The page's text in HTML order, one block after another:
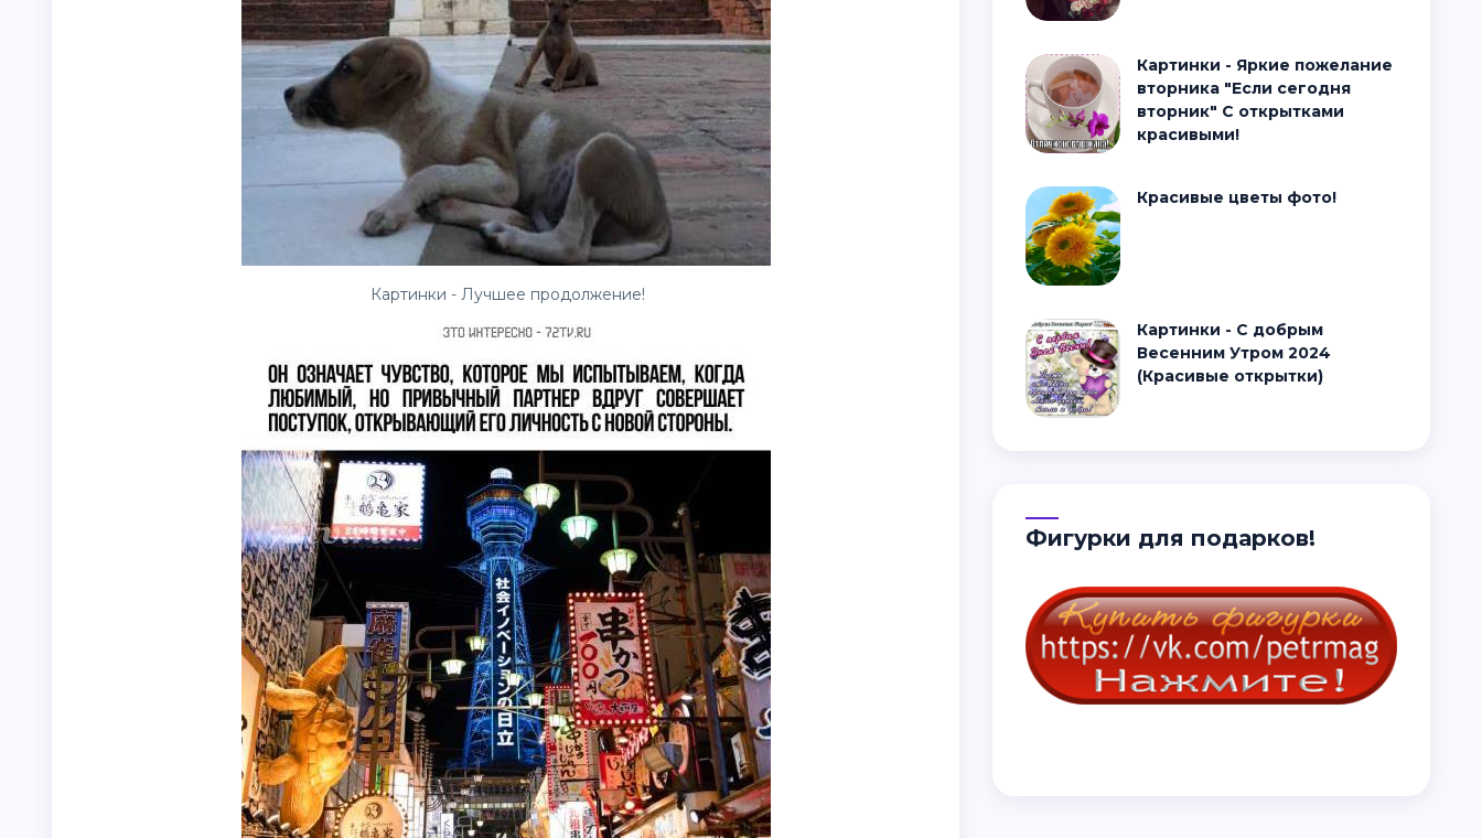
Картинки - Лучшее продолжение!
Картинки - Яркие пожелание
вторника "Если сегодня
вторник" С открытками
красивыми!
Красивые цветы фото!
Картинки - С добрым
Весенним Утром 2024
(Красивые открытки)
Фигурки для подарков!